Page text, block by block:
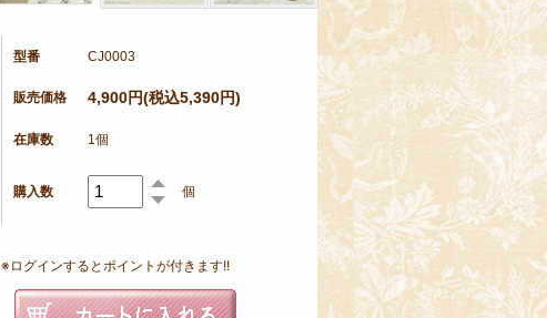
型番 CJ0003
販売価格 4,900円(税込5,390円)
在庫数 1個
購入数 個
※ログインするとポイントが付きます!!